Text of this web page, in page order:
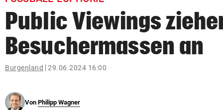
bookmark
search
Suchbegriff
eingeben
© Krone Multimedia GmbH & Co KG 2026
Public Viewings
Besuchermassen an
Burgenland 29.06.2024 16:00
Von Philipp Wagner